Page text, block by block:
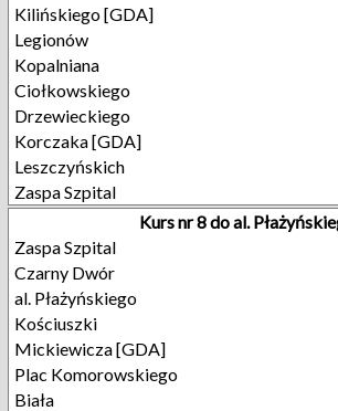
Kilińskiego [GDA]
Legionów
Kopalniana
Ciołkowskiego
Drzewieckiego
Korczaka [GDA]
Leszczyńskich
Zaspa Szpital
Kurs nr 8 do al.
Zaspa Szpital
Czarny Dwór
al. Płażyńskiego
Kościuszki
Mickiewicza [GDA]
Plac Komorowskiego
Biała